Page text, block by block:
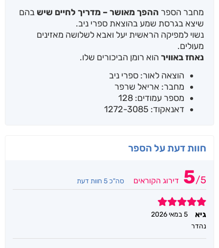
מחבר הספר ההפך מאושר – מדריך לחיים שיש בהם
שיצא בגרסת שמע בהוצאת ספרי ניב.
נשוי למפיקה הראשית יעל ואבא לשלושה מאזינים
מעולים.
נאחז באוויר הוא רומן הביכורים שלו.
הוצאה לאור: ספרי ניב
מחבר: אריאל שרפר
מספר עמודים: 128
דאנאקוד: 1272-3085
חוות דעת על הספר
5/5 דירוג הקוראים סה"כ 5 חוות דעת
5
גיא
5 במאי 2026
נהדר